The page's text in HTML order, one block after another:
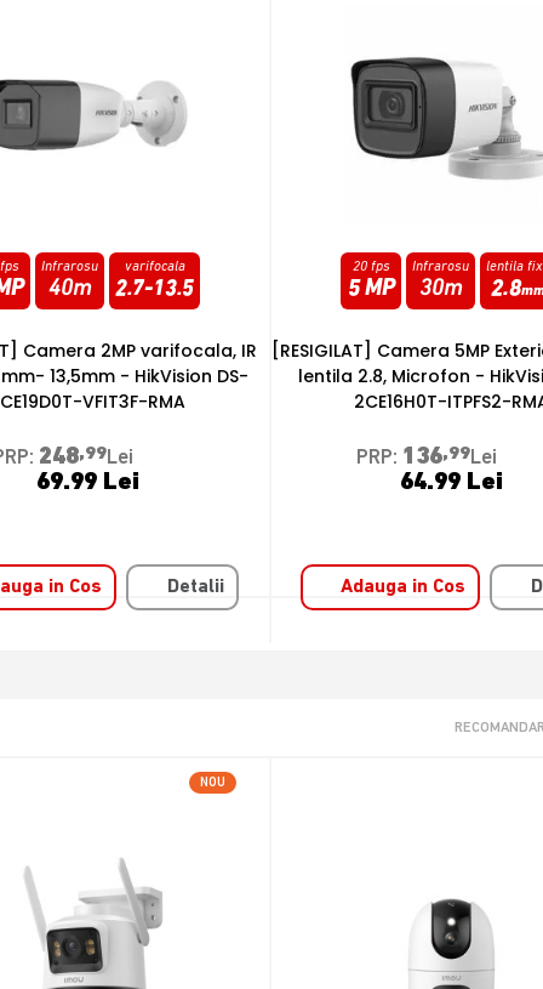
fps Infrarosu
30m
lentila fixa
2.8mm
Camera 5MP Exterior, IR 20m,
Microfon - HikVision DS-
ITPFS2-RMA
136,99 Lei
64.99 Lei
in Cos Detalii
25 fps
4 MP
LED si IR
25m
lentila
2.8mm
[RESIGILAT] Camera 4MP
Exterior, Smart-Hybrid Light IR
HikVision DS-2CE70K0T-
PRP:328,99Lei
Adauga in Cos
RECOMANDARI
NOU